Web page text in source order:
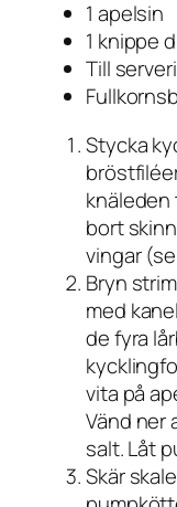
1 apelsin
1 knippe
Till
Stycka
knäleden
bort
vingar
Bryn
med
de fyra
vita på
Vänd ner
salt. Låt
Skär